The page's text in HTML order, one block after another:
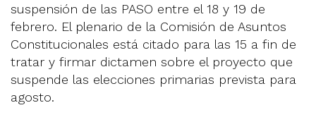
suspensión de las PASO entre el 18 y 19 de
febrero. El plenario de la Comisión de Asuntos
Constitucionales está citado para las 15 a fin de
tratar y firmar dictamen sobre el proyecto que
suspende las elecciones primarias prevista para
agosto.